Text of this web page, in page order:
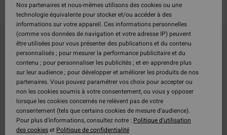
Filtrer & Trier
Passer
critères
filtrage
recherche
Nos partenaires et nous-mêmes utilisons des cookies ou une
technologie équivalente pour stocker et/ou accéder à des
informations sur votre appareil. Ces informations personnelles
(comme vos données de navigation et votre adresse IP) peuvent
être utilisées pour vous présenter des publications et du contenu
personnalisés ; pour mesurer la performance publicitaire et du
contenu ; pour personnaliser les publicités ; et en apprendre plus
sur leur audience ; pour développer et améliorer les produits de nos
partenaires. Vous pouvez paramétrer vos choix pour accepter ou
non les cookies soumis à votre consentement, ou vous y opposer
lorsque les cookies concernés ne relèvent pas de votre
consentement (tels que certains cookies de mesure d’audience).
Pour plus d'informations, consultez notre : Politique d'utilisation
des cookieset Politique de confidentialité